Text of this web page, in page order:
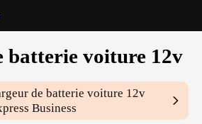
batterie voiture 12v
de batterie voiture 12v
Business